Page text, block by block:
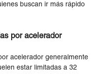
buscan ir más rápido
por acelerador
acelerador generalmente
estar limitadas a 32